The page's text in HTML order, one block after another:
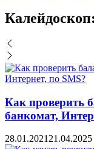
Калейдоскоп:
Как проверить
банкомат,
28.01.2021 21.04.2025